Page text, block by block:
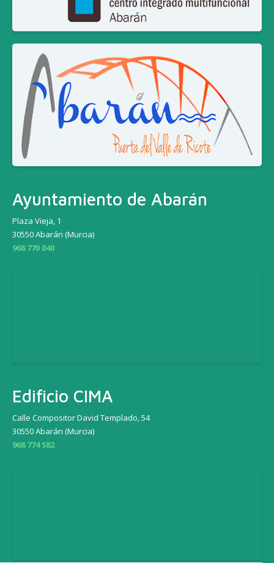
Ayuntamiento de Abarán
Plaza Vieja, 1
30550 Abarán (Murcia)
968 770 040
Edificio CIMA
Calle Compositor David Templado, 54
30550 Abarán (Murcia)
968 774 582